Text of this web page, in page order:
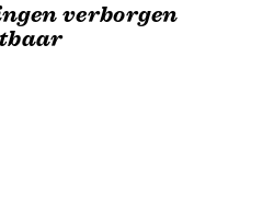
verborgen